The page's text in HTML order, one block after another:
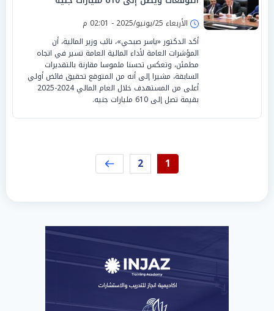
الأربعاء 25/يونيو/2025 - 02:01 م
أكد الدكتور «ياسر صبحي»، نائب وزير المالية، أن
المؤشرات العامة لأداء المالية العامة تسير في اتجاه
مطمئن، وتعكس تحسنا ملموسا مقارنة بالتقديرات
السابقة، مشيرا إلى أنه من المتوقع تحقيق فائض أولي
أعلى من المستهدف خلال العام المالي 2024-2025
بقيمة تصل إلى 610 مليارات جنيه.
1
2